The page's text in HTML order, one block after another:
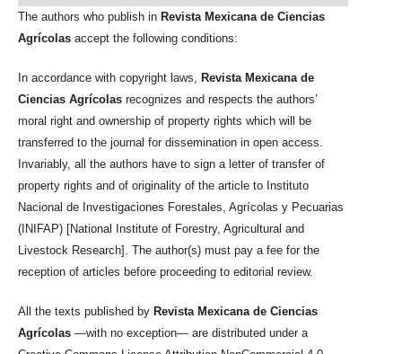
The authors who publish in Revista Mexicana de Ciencias
Agrícolas accept the following conditions:
In accordance with copyright laws,
Revista Mexicana de
Ciencias Agrícolas recognizes and respects the authors’
moral right and ownership of property rights which will be
transferred to the journal for dissemination in open access.
Invariably, all the authors have to sign a letter of transfer of
property rights and of originality of the article to Instituto
Nacional de Investigaciones Forestales, Agrícolas y Pecuarias
(INIFAP) [National Institute of Forestry, Agricultural and
Livestock Research]. The author(s) must pay a fee for the
reception of articles before proceeding to editorial review.
All the texts published by Revista Mexicana de Ciencias
Agrícolas —with no exception— are distributed under a